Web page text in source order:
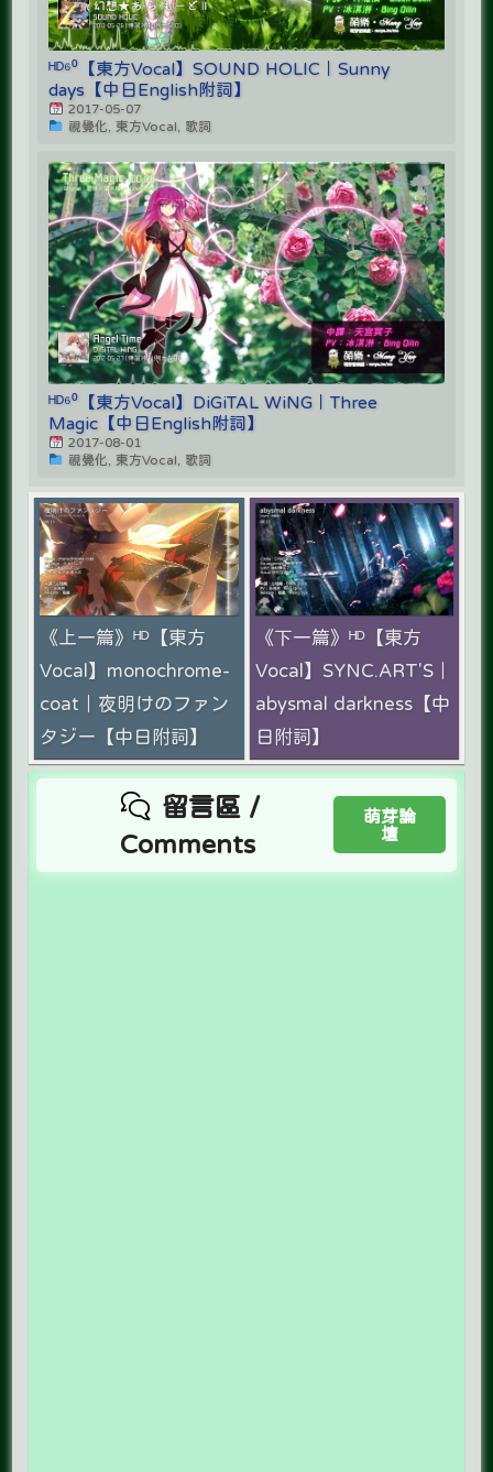
ᴴᴰ⁶⁰【東方Vocal】SOUND HOLIC｜Sunny
days【中日English附詞】
2017-05-07
視覺化, 東方Vocal, 歌詞
ᴴᴰ⁶⁰【東方Vocal】DiGiTAL WiNG｜Three
Magic【中日English附詞】
2017-08-01
視覺化, 東方Vocal, 歌詞
《上一篇》ᴴᴰ【東方
Vocal】monochrome-
coat｜夜明けのファン
タジー【中日附詞】
《下一篇》ᴴᴰ【東方
Vocal】SYNC.ART'S｜
abysmal darkness【中
日附詞】
留言區 /
Comments
萌芽論
壇